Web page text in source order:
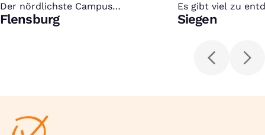
Der nördlichste Campus
Deutschlands
:
Flensburg
Es gibt viel zu
:
Siegen